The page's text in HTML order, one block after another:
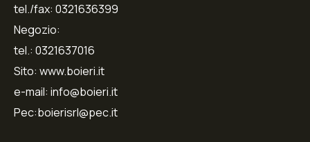
tel./fax: 0321636399
Negozio:
tel.: 0321637016
Sito: www.boieri.it
e-mail: info@boieri.it
Pec:boierisrl@pec.it